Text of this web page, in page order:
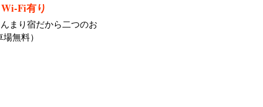
Fi有り
まり宿だから二つのお
無料）